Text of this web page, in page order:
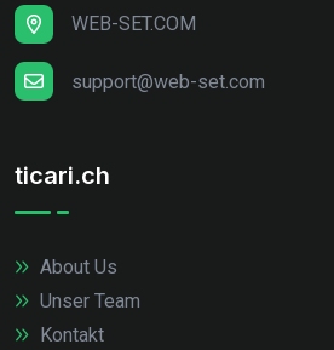
WEB-SET.COM
support@web-set.com
ticari.ch
About Us
Unser Team
Kontakt